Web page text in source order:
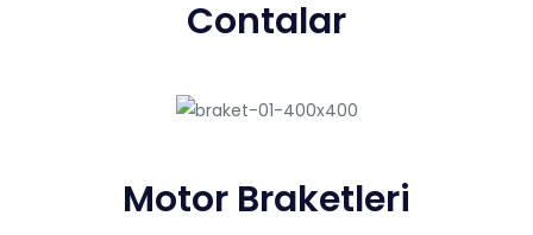
Contalar
Motor Braketleri